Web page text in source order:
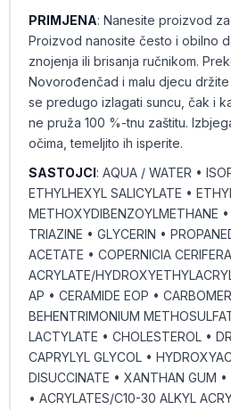
PRIMJENA: Nanesite proizvod
Proizvod nanosite često i obilno
znojenja ili brisanja ručnikom.
Novorođenčad i malu djecu
se predugo izlagati suncu, čak i
ne pruža 100 %-tnu zaštitu.
očima, temeljito ih isperite.
SASTOJCI: AQUA / WATER •
ETHYLHEXYL SALICYLATE •
METHOXYDIBENZOYLMETHANE
TRIAZINE • GLYCERIN •
ACETATE • COPERNICIA
ACRYLATE/
AP • CERAMIDE EOP •
BEHENTRIMONIUM
LACTYLATE • CHOLESTEROL •
CAPRYLYL GLYCOL •
DISUCCINATE • XANTHAN GUM
• ACRYLATES/C10-30 ALKYL